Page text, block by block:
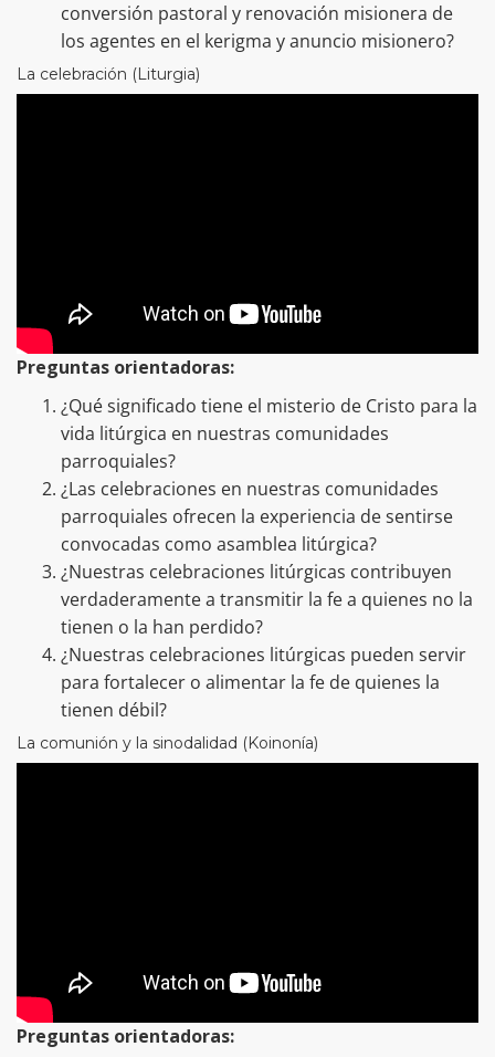
conversión pastoral y renovación misionera de
los agentes en el kerigma y anuncio misionero?
La celebración (Liturgia)
Preguntas orientadoras:
¿Qué significado tiene el misterio de Cristo para la
vida litúrgica en nuestras comunidades
parroquiales?
¿Las celebraciones en nuestras comunidades
parroquiales ofrecen la experiencia de sentirse
convocadas como asamblea litúrgica?
¿Nuestras celebraciones litúrgicas contribuyen
verdaderamente a transmitir la fe a quienes no la
tienen o la han perdido?
¿Nuestras celebraciones litúrgicas pueden servir
para fortalecer o alimentar la fe de quienes la
tienen débil?
La comunión y la sinodalidad (Koinonía)
Preguntas orientadoras: